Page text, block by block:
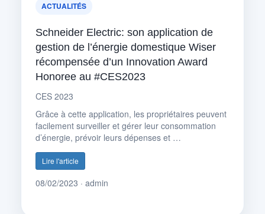
ACTUALITÉS
Schneider Electric: son application de
gestion de l’énergie domestique Wiser
récompensée d’un Innovation Award
Honoree au #CES2023
CES 2023
Grâce à cette application, les propriétaires peuvent
facilement surveiller et gérer leur consommation
d’énergie, prévoir leurs dépenses et …
Lire l'article
08/02/2023 · admin